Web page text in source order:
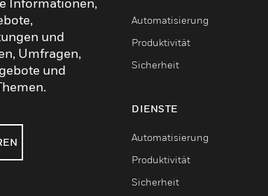
Informationen,
und
Umfragen,
und
Automatisierung
Produktivität
Sicherheit
DIENSTE
Automatisierung
Produktivität
Sicherheit